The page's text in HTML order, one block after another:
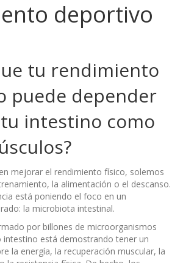
deportivo
tu rendimiento
puede depender
intestino como
mejorar el rendimiento físico, solemos
la alimentación o el descanso.
está poniendo el foco en un
la microbiota intestinal.
por billones de microorganismos
intestino está demostrando tener un
la energía, la recuperación muscular, la